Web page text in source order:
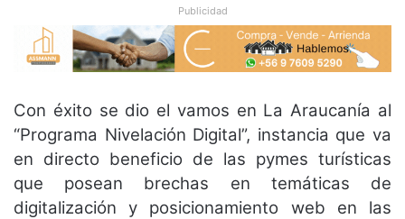
Publicidad
Con éxito se dio el vamos en La Araucanía al
“Programa Nivelación Digital”, instancia que va
en directo beneficio de las pymes turísticas
que posean brechas en temáticas de
digitalización y posicionamiento web en las